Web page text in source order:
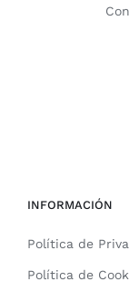
INFORMACIÓN
Política de
Política de